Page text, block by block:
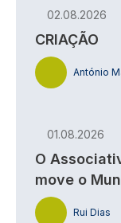
02.08.2026
CRIAÇÃO
António
01.08.2026
O
move o
Rui Dias